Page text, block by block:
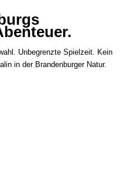
Unbegrenzte Spielzeit. Kein
in der Brandenburger Natur.